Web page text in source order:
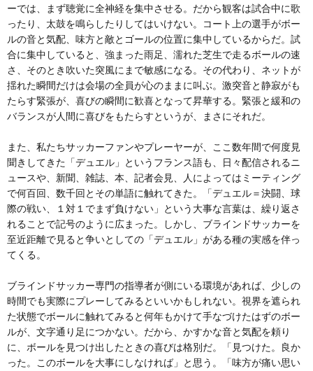
ーでは、まず聴覚に全神経を集中させる。だから観客は試合中に歌
ったり、太鼓を鳴らしたりしてはいけない。コート上の選手がボー
ルの音と気配、味方と敵とゴールの位置に集中しているからだ。試
合に集中していると、強まった雨足、濡れた芝生で走るボールの速
さ、そのとき吹いた突風にまで敏感になる。その代わり、ネットが
揺れた瞬間だけは会場の全員が心のままに叫ぶ。激突音と静寂がも
たらす緊張が、喜びの瞬間に歓喜となって昇華する。緊張と緩和の
バランスが人間に喜びをもたらすというが、まさにそれだ。
また、私たちサッカーファンやプレーヤーが、ここ数年間で何度見
聞きしてきた「デュエル」というフランス語も、日々配信されるニ
ュースや、新聞、雑誌、本、記者会見、人によってはミーティング
で何百回、数千回とその単語に触れてきた。「デュエル＝決闘、球
際の戦い、１対１でまず負けない」という大事な言葉は、繰り返さ
れることで記号のように広まった。しかし、ブラインドサッカーを
至近距離で見ると争いとしての「デュエル」がある種の実感を伴っ
てくる。
ブラインドサッカー専門の指導者が側にいる環境があれば、少しの
時間でも実際にプレーしてみるといいかもしれない。視界を遮られ
た状態でボールに触れてみると何年もかけて手なづけたはずのボー
ルが、文字通り足につかない。だから、かすかな音と気配を頼り
に、ボールを見つけ出したときの喜びは格別だ。「見つけた。良か
った。このボールを大事にしなければ」と思う。「味方が痛い思い